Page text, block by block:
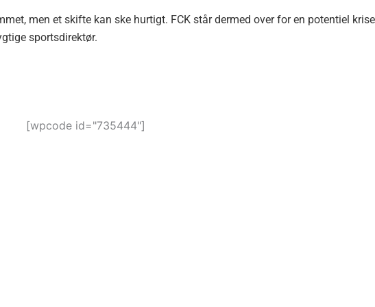
men et skifte kan ske hurtigt. FCK står dermed over for en potentiel
sportsdirektør.
[wpcode id="735444"]